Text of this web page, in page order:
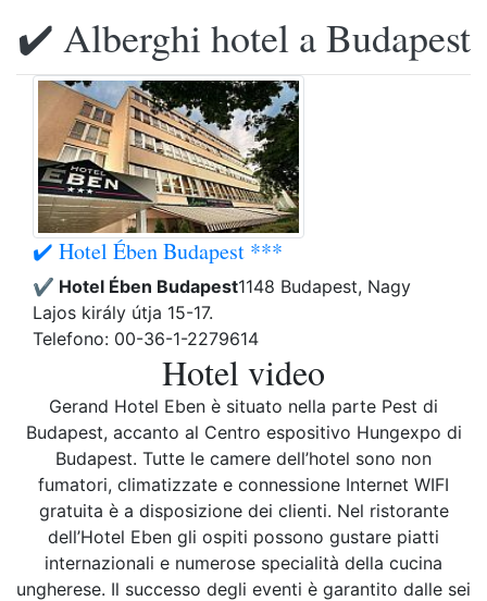
✔️ Alberghi hotel a Budapest
✔️ Hotel Ében Budapest ***
✔️ Hotel Ében Budapest1148 Budapest, Nagy
Lajos király útja 15-17.
Telefono: 00-36-1-2279614
Hotel video
Gerand Hotel Eben è situato nella parte Pest di
Budapest, accanto al Centro espositivo Hungexpo di
Budapest. Tutte le camere dell’hotel sono non
fumatori, climatizzate e connessione Internet WIFI
gratuita è a disposizione dei clienti. Nel ristorante
dell’Hotel Eben gli ospiti possono gustare piatti
internazionali e numerose specialità della cucina
ungherese. Il successo degli eventi è garantito dalle sei